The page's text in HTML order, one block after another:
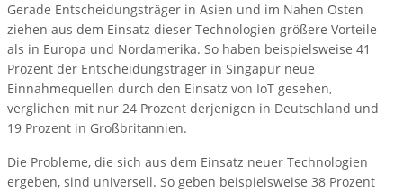
Gerade Entscheidungsträger in Asien und im Nahen Osten
ziehen aus dem Einsatz dieser Technologien größere Vorteile
als in Europa und Nordamerika. So haben beispielsweise 41
Prozent der Entscheidungsträger in Singapur neue
Einnahmequellen durch den Einsatz von IoT gesehen,
verglichen mit nur 24 Prozent derjenigen in Deutschland und
19 Prozent in Großbritannien.
Die Probleme, die sich aus dem Einsatz neuer Technologien
ergeben, sind universell. So geben beispielsweise 38 Prozent